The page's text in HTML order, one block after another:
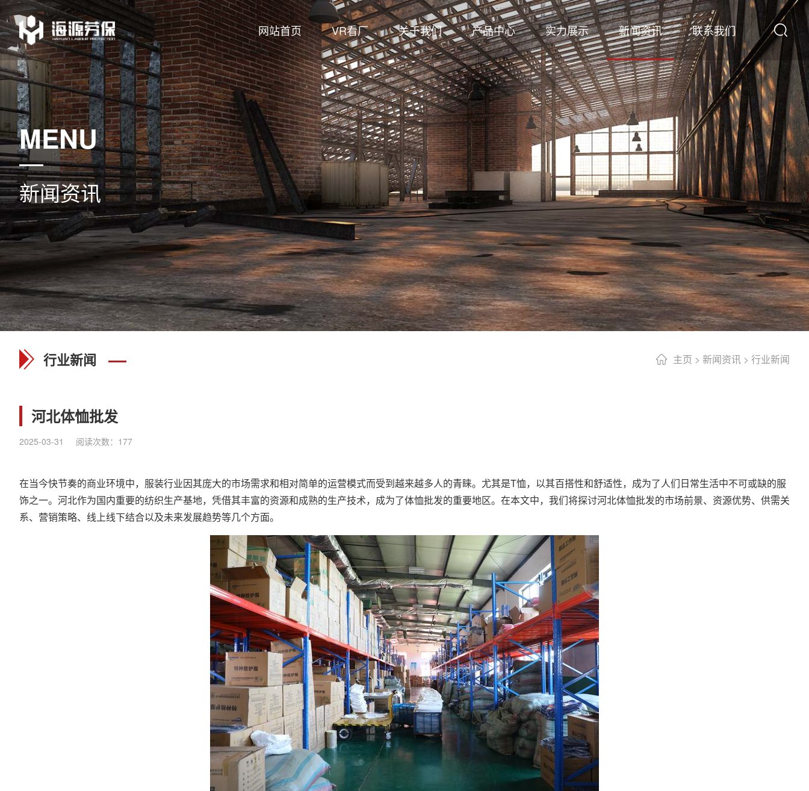
网站首页 VR看厂 关于我们 产品中心 实力展示 新闻资讯 联系我们
MENU
新闻资讯
主页 > 新闻资讯 > 行业新闻
行业新闻
河北体恤批发
2025-03-31 阅读次数： 177
在当今快节奏的商业环境中，服装行业因其庞大的市场需求和相对简单的运营模式而受到越来越多人的青睐。尤其是T恤，以其百搭性和舒适性，成为了人们日常生活中不可或缺的服
饰之一。河北作为国内重要的纺织生产基地，凭借其丰富的资源和成熟的生产技术，成为了体恤批发的重要地区。在本文中，我们将探讨河北体恤批发的市场前景、资源优势、供需关
系、营销策略、线上线下结合以及未来发展趋势等几个方面。